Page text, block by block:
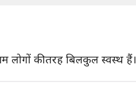
लोगों की तरह बिलकुल स्वस्थ हैं।